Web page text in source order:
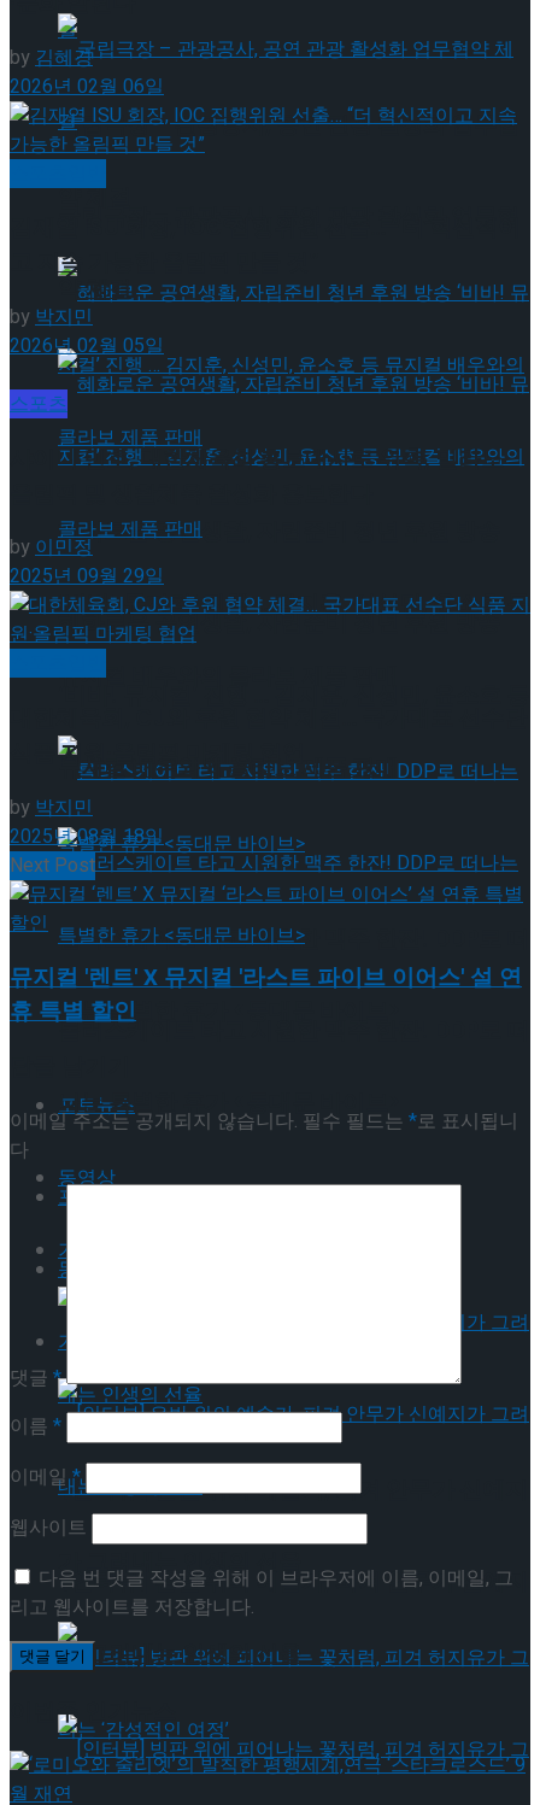
국립극장 – 관광공사, 공연 관광 활성화 업무협
약 체결
혜화로운 공연생활, 자립준비 청년 후원 방송
‘비바! 뮤지컬’ 진행 … 김지훈, 신성민, 윤소호 등
뮤지컬 배우와의 콜라보 제품 판매
롤러스케이트 타고 시원한 맥주 한잔! DDP로 떠
나는 특별한 휴가 <동대문 바이브>
포토뉴스
동영상
기획기사
[인터뷰] 은반 위의 예술가, 피겨 안무가 신예지
가 그려내는 인생의 선율
약 체결
혜화로운 공연생활, 자립준비 청년 후원 방송
뮤지컬 배우와의 콜라보 제품 판매
롤러스케이트 타고 시원한 맥주 한잔! DDP로 떠
나는 특별한 휴가 <동대문 바이브>
포토뉴스
동영상
기획기사
[인터뷰] 은반 위의 예술가, 피겨 안무가 신예지
가 그려내는 인생의 선율
by 김혜경
2026년 02월 06일
고 지속 가능한 올림픽 만들 것”
by박지민
2026년 02월 05일
스포츠
샤이니 민호, 대한체육회 홍보대사로 위촉, 밀라노
by이민정
2025년 09월 29일
식품 지원·올림픽 마케팅 협업
by박지민
2025년 08월 18일
Next Post
뮤지컬 '렌트' X 뮤지컬 '라스트 파이브 이어스' 설 연
휴 특별 할인
이메일 주소는 공개되지 않습니다. 필수 필드는 *로 표시됩니
다
댓글 *
이름 *
이메일*
웹사이트
다음 번 댓글 작성을 위해 이 브라우저에 이름, 이메일, 그
리고 웹사이트를 저장합니다.
이번주 인기뉴스